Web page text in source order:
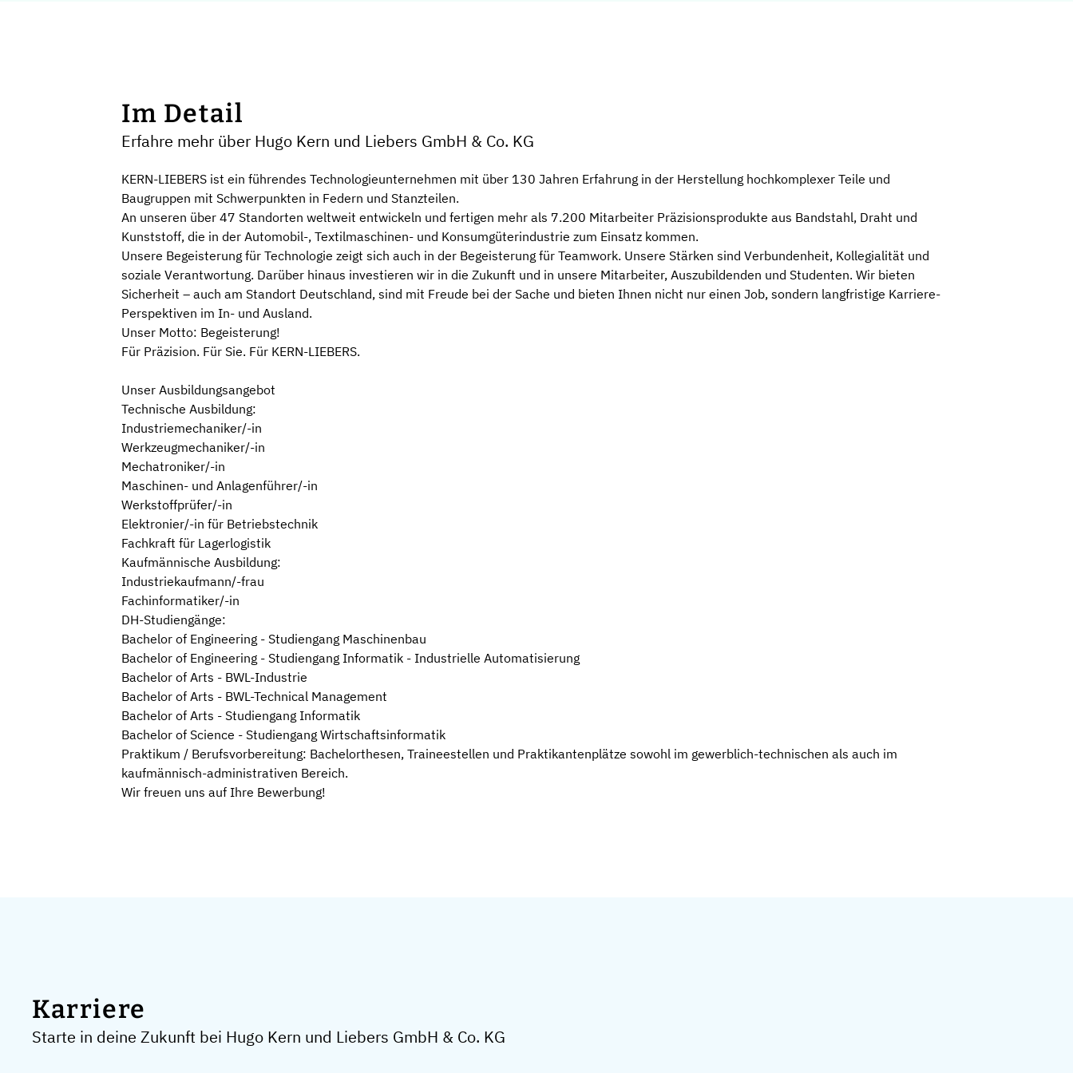
Im Detail
Erfahre mehr über Hugo Kern und Liebers GmbH & Co. KG
KERN-LIEBERS ist ein führendes Technologieunternehmen mit über 130 Jahren Erfahrung in der Herstellung hochkomplexer Teile und
Baugruppen mit Schwerpunkten in Federn und Stanzteilen.
An unseren über 47 Standorten weltweit entwickeln und fertigen mehr als 7.200 Mitarbeiter Präzisionsprodukte aus Bandstahl, Draht und
Kunststoff, die in der Automobil-, Textilmaschinen- und Konsumgüterindustrie zum Einsatz kommen.
Unsere Begeisterung für Technologie zeigt sich auch in der Begeisterung für Teamwork. Unsere Stärken sind Verbundenheit, Kollegialität und
soziale Verantwortung. Darüber hinaus investieren wir in die Zukunft und in unsere Mitarbeiter, Auszubildenden und Studenten. Wir bieten
Sicherheit – auch am Standort Deutschland, sind mit Freude bei der Sache und bieten Ihnen nicht nur einen Job, sondern langfristige Karriere-
Perspektiven im In- und Ausland.
Unser Motto: Begeisterung!
Für Präzision. Für Sie. Für KERN-LIEBERS.
Unser Ausbildungsangebot
Technische Ausbildung:
Industriemechaniker/-in
Werkzeugmechaniker/-in
Mechatroniker/-in
Maschinen- und Anlagenführer/-in
Werkstoffprüfer/-in
Elektronier/-in für Betriebstechnik
Fachkraft für Lagerlogistik
Kaufmännische Ausbildung:
Industriekaufmann/-frau
Fachinformatiker/-in
DH-Studiengänge:
Bachelor of Engineering - Studiengang Maschinenbau
Bachelor of Engineering - Studiengang Informatik - Industrielle Automatisierung
Bachelor of Arts - BWL-Industrie
Bachelor of Arts - BWL-Technical Management
Bachelor of Arts - Studiengang Informatik
Bachelor of Science - Studiengang Wirtschaftsinformatik
Praktikum / Berufsvorbereitung: Bachelorthesen, Traineestellen und Praktikantenplätze sowohl im gewerblich-technischen als auch im
kaufmännisch-administrativen Bereich.
Wir freuen uns auf Ihre Bewerbung!
Karriere
Starte in deine Zukunft bei Hugo Kern und Liebers GmbH & Co. KG